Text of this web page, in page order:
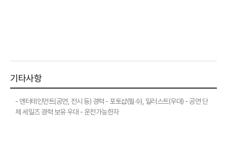
기타사항
- 엔터테인먼트(공연, 전시 등) 경력 - 포토샵(필수), 일러스트(우대) - 공연 단
체 세일즈 경력 보유 우대 - 운전가능한자